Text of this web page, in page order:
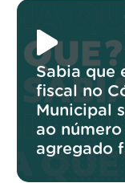
Sabia que
fiscal no
Municipal
ao
agregado